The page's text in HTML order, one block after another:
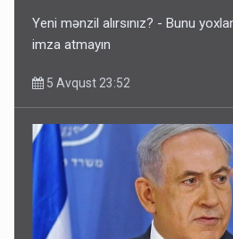
Rusiya Azərbaycan vətədaşlarını
Yeni mənzil alırsınız? - Bunu
imza atmayın
5 Avqust 23:52